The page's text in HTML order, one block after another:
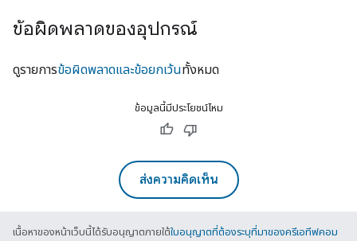
ข้อผิดพลาดของอุปกรณ์
ดูรายการข้อผิดพลาดและข้อยกเว้นทั้งหมด
ข้อมูลนี้มีประโยชน์ไหม
ส่งความคิดเห็น
เนื้อหาของหน้าเว็บนี้ได้รับอนุญาตภายใต้ใบอนุญาตที่ต้องระบุที่มาของครีเอทีฟคอม